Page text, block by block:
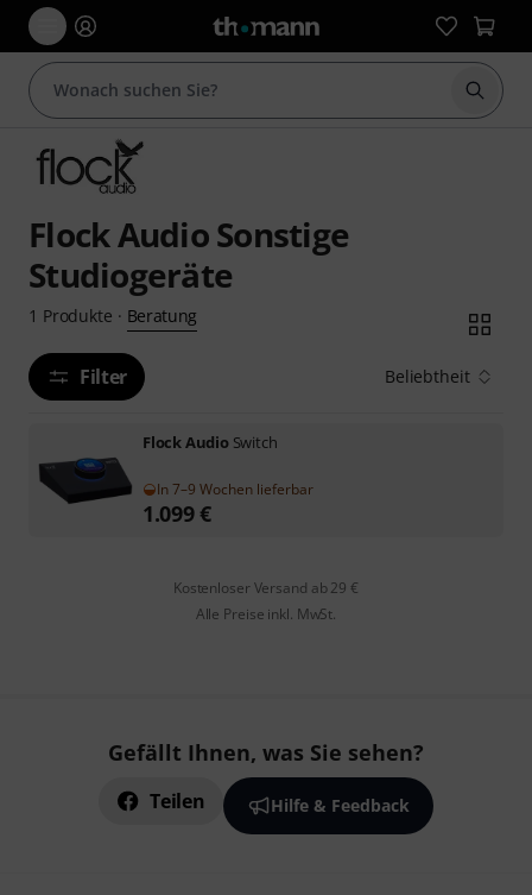
Suche
Flock Audio Sonstige
Studiogeräte
1 Produkte · Beratung
Filter Beliebtheit
Flock Audio Switch
In 7–9 Wochen lieferbar
1.099€
Kostenloser Versand ab 29 €
Alle Preise inkl. MwSt.
Gefällt Ihnen, was Sie sehen?
Teilen Hilfe & Feedback